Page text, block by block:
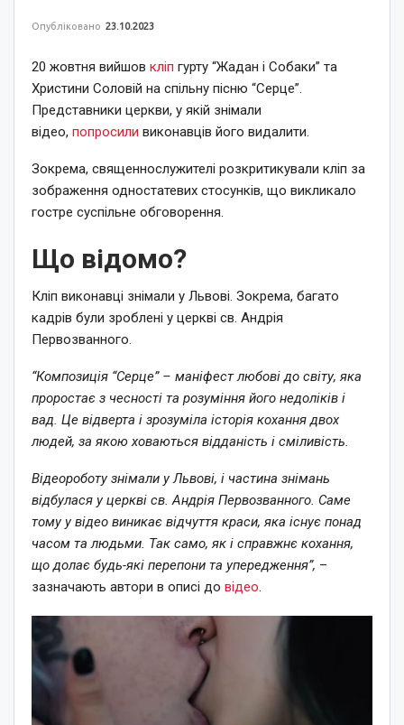
Опубліковано 23.10.2023
20 жовтня вийшов кліп гурту “Жадан і Собаки” та
Христини Соловій на спільну пісню “Серце”.
Представники церкви, у якій знімали
відео, попросили виконавців його видалити.
Зокрема, священнослужителі розкритикували кліп за
зображення одностатевих стосунків, що викликало
гостре суспільне обговорення.
Що відомо?
Кліп виконавці знімали у Львові. Зокрема, багато
кадрів були зроблені у церкві св. Андрія
Первозванного.
“Композиція “Серце” – маніфест любові до світу, яка
проростає з чесності та розуміння його недоліків і
вад. Це відверта і зрозуміла історія кохання двох
людей, за якою ховаються відданість і сміливість.
Відеороботу знімали у Львові, і частина знімань
відбулася у церкві св. Андрія Первозванного. Саме
тому у відео виникає відчуття краси, яка існує понад
часом та людьми. Так само, як і справжнє кохання,
що долає будь-які перепони та упередження”, –
зазначають автори в описі до відео.